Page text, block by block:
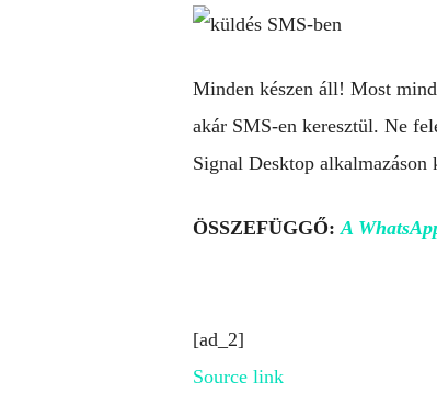
Minden készen áll! Most
akár SMS-en keresztül. Ne
Signal Desktop alkalmazáson
ÖSSZEFÜGGŐ: A
[ad_2]
Source link